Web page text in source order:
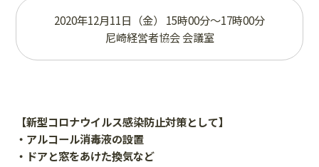
2020年12月11日（金） 15時00分～17時00分
尼崎経営者協会 会議室
【新型コロナウイルス感染防止対策として】
・アルコール消毒液の設置
・ドアと窓をあけた換気など